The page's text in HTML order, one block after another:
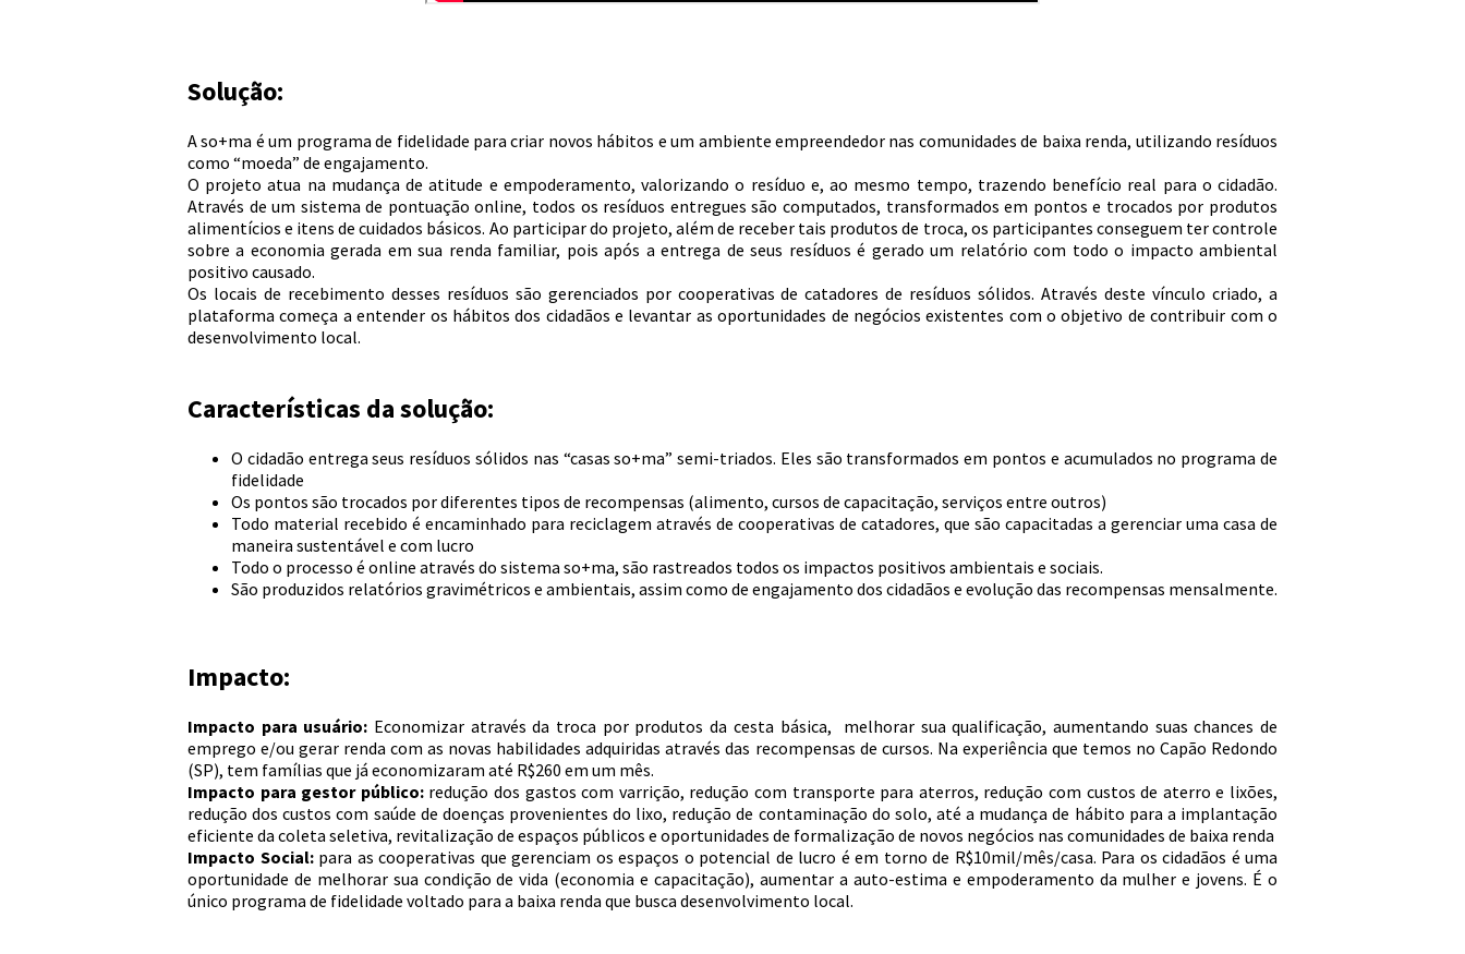
Solução:
A so+ma é um programa de fidelidade para criar novos hábitos e um ambiente empreendedor nas comunidades de baixa renda, utilizando resíduos
como “moeda” de engajamento.
O projeto atua na mudança de atitude e empoderamento, valorizando o resíduo e, ao mesmo tempo, trazendo benefício real para o cidadão.
Através de um sistema de pontuação online, todos os resíduos entregues são computados, transformados em pontos e trocados por produtos
alimentícios e itens de cuidados básicos. Ao participar do projeto, além de receber tais produtos de troca, os participantes conseguem ter controle
sobre a economia gerada em sua renda familiar, pois após a entrega de seus resíduos é gerado um relatório com todo o impacto ambiental
positivo causado.
Os locais de recebimento desses resíduos são gerenciados por cooperativas de catadores de resíduos sólidos. Através deste vínculo criado, a
plataforma começa a entender os hábitos dos cidadãos e levantar as oportunidades de negócios existentes com o objetivo de contribuir com o
desenvolvimento local.
Características da solução:
O cidadão entrega seus resíduos sólidos nas “casas so+ma” semi-triados. Eles são transformados em pontos e acumulados no programa de
fidelidade
Os pontos são trocados por diferentes tipos de recompensas (alimento, cursos de capacitação, serviços entre outros)
Todo material recebido é encaminhado para reciclagem através de cooperativas de catadores, que são capacitadas a gerenciar uma casa de
maneira sustentável e com lucro
Todo o processo é online através do sistema so+ma, são rastreados todos os impactos positivos ambientais e sociais.
São produzidos relatórios gravimétricos e ambientais, assim como de engajamento dos cidadãos e evolução das recompensas mensalmente.
Impacto:
Impacto para usuário: Economizar através da troca por produtos da cesta básica, melhorar sua qualificação, aumentando suas chances de
emprego e/ou gerar renda com as novas habilidades adquiridas através das recompensas de cursos. Na experiência que temos no Capão Redondo
(SP), tem famílias que já economizaram até R$260 em um mês.
Impacto para gestor público:redução dos gastos com varrição, redução com transporte para aterros, redução com custos de aterro e lixões,
redução dos custos com saúde de doenças provenientes do lixo, redução de contaminação do solo, até a mudança de hábito para a implantação
eficiente da coleta seletiva, revitalização de espaços públicos e oportunidades de formalização de novos negócios nas comunidades de baixa renda
Impacto Social:para as cooperativas que gerenciam os espaços o potencial de lucro é em torno de R$10mil/mês/casa. Para os cidadãos é uma
oportunidade de melhorar sua condição de vida (economia e capacitação), aumentar a auto-estima e empoderamento da mulher e jovens. É o
único programa de fidelidade voltado para a baixa renda que busca desenvolvimento local.